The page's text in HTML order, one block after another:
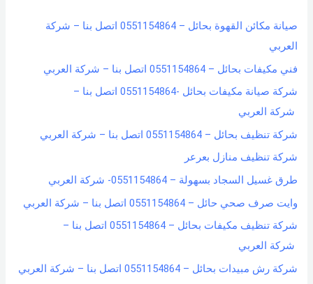
f
o
r
:
صيانة مكائن القهوة بحائل – 0551154864 اتصل بنا – شركة
العربي
فني مكيفات بحائل – 0551154864 اتصل بنا – شركة العربي
شركة صيانة مكيفات بحائل -0551154864 اتصل بنا –
شركة العربي
شركة تنظيف بحائل – 0551154864 اتصل بنا – شركة العربي
شركة تنظيف منازل بعرعر
طرق غسيل السجاد بسهولة – 0551154864- شركة العربي
وايت صرف صحي حائل – 0551154864 اتصل بنا – شركة العربي
شركة تنظيف مكيفات بحائل – 0551154864 اتصل بنا –
شركة العربي
شركة رش مبيدات بحائل – 0551154864 اتصل بنا – شركة العربي